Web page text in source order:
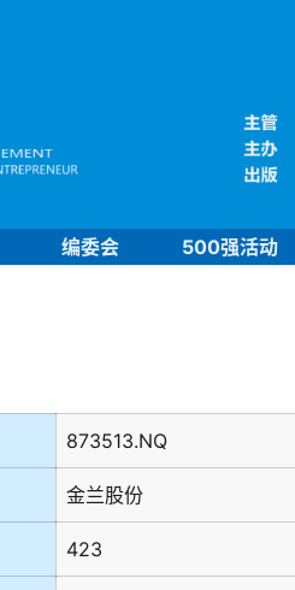
编委会 500强活动
873513.NQ
金兰股份
423